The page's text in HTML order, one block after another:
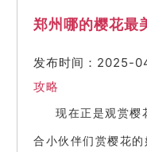
郑州哪的樱花最
发布时间：2025-
攻略
现在正是观赏樱
合小伙伴们赏樱花